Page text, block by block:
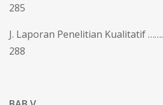
285
J. Laporan Penelitian Kualitatif
288